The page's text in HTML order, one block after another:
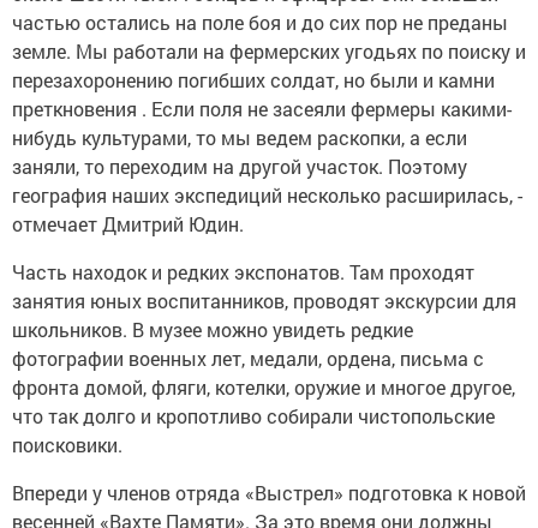
частью остались на поле боя и до сих пор не преданы
земле. Мы работали на фермерских угодьях по поиску и
перезахоронению погибших солдат, но были и камни
преткновения . Если поля не засеяли фермеры какими-
нибудь культурами, то мы ведем раскопки, а если
заняли, то переходим на другой участок. Поэтому
география наших экспедиций несколько расширилась, -
отмечает Дмитрий Юдин.
Часть находок и редких экспонатов. Там проходят
занятия юных воспитанников, проводят экскурсии для
школьников. В музее можно увидеть редкие
фотографии военных лет, медали, ордена, письма с
фронта домой, фляги, котелки, оружие и многое другое,
что так долго и кропотливо собирали чистопольские
поисковики.
Впереди у членов отряда «Выстрел» подготовка к новой
весенней «Вахте Памяти». За это время они должны